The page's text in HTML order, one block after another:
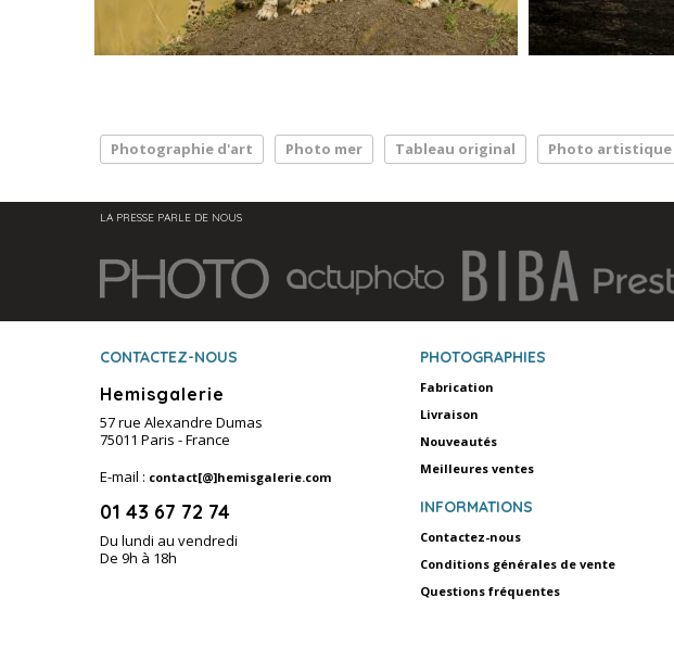
Photographie d'art Photo mer Tableau original Photo artistique
LA PRESSE PARLE DE NOUS
CONTACTEZ-NOUS
Hemisgalerie
57 rue Alexandre Dumas
75011 Paris - France
E-mail : contact[@]hemisgalerie.com
01 43 67 72 74
Du lundi au vendredi
De 9h à 18h
PHOTOGRAPHIES
Fabrication
Livraison
Nouveautés
Meilleures ventes
INFORMATIONS
Contactez-nous
Conditions générales de vente
Questions fréquentes